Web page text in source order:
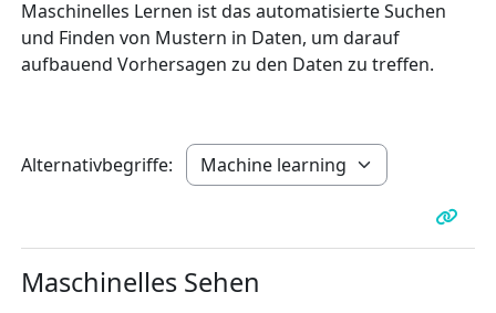
Maschinelles Lernen ist das automatisierte Suchen
und Finden von Mustern in Daten, um darauf
aufbauend Vorhersagen zu den Daten zu treffen.
Alternativbegriffe:
Maschinelles Sehen